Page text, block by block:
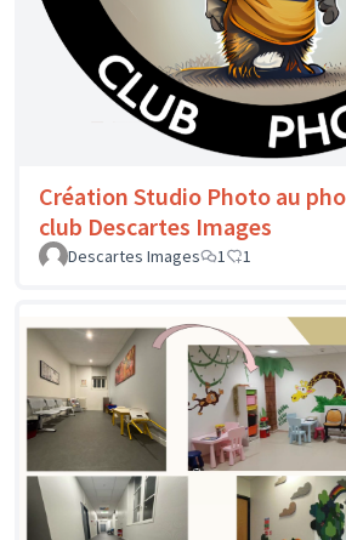
Création Studio Photo au
club Descartes Images
Descartes Images
1 1